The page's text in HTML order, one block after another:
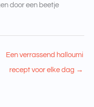
door een beetje
Een verrassend halloumi
recept voor elke dag →